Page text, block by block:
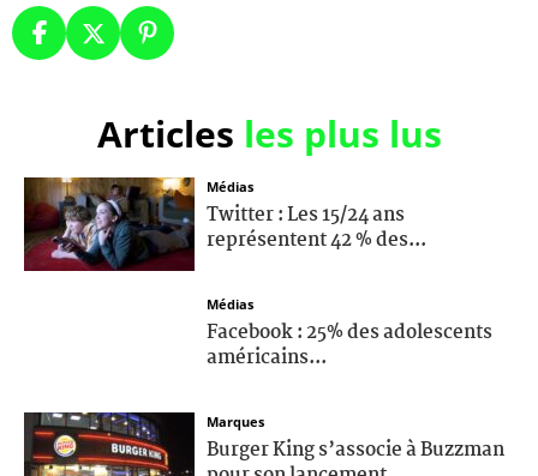
Articles les plus lus
Médias
Twitter : Les 15/24 ans
représentent 42 % des...
Médias
Facebook : 25% des adolescents
américains...
Marques
Burger King s’associe à Buzzman